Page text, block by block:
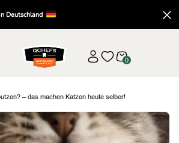
Deutschland
0
– das machen Katzen heute selber!